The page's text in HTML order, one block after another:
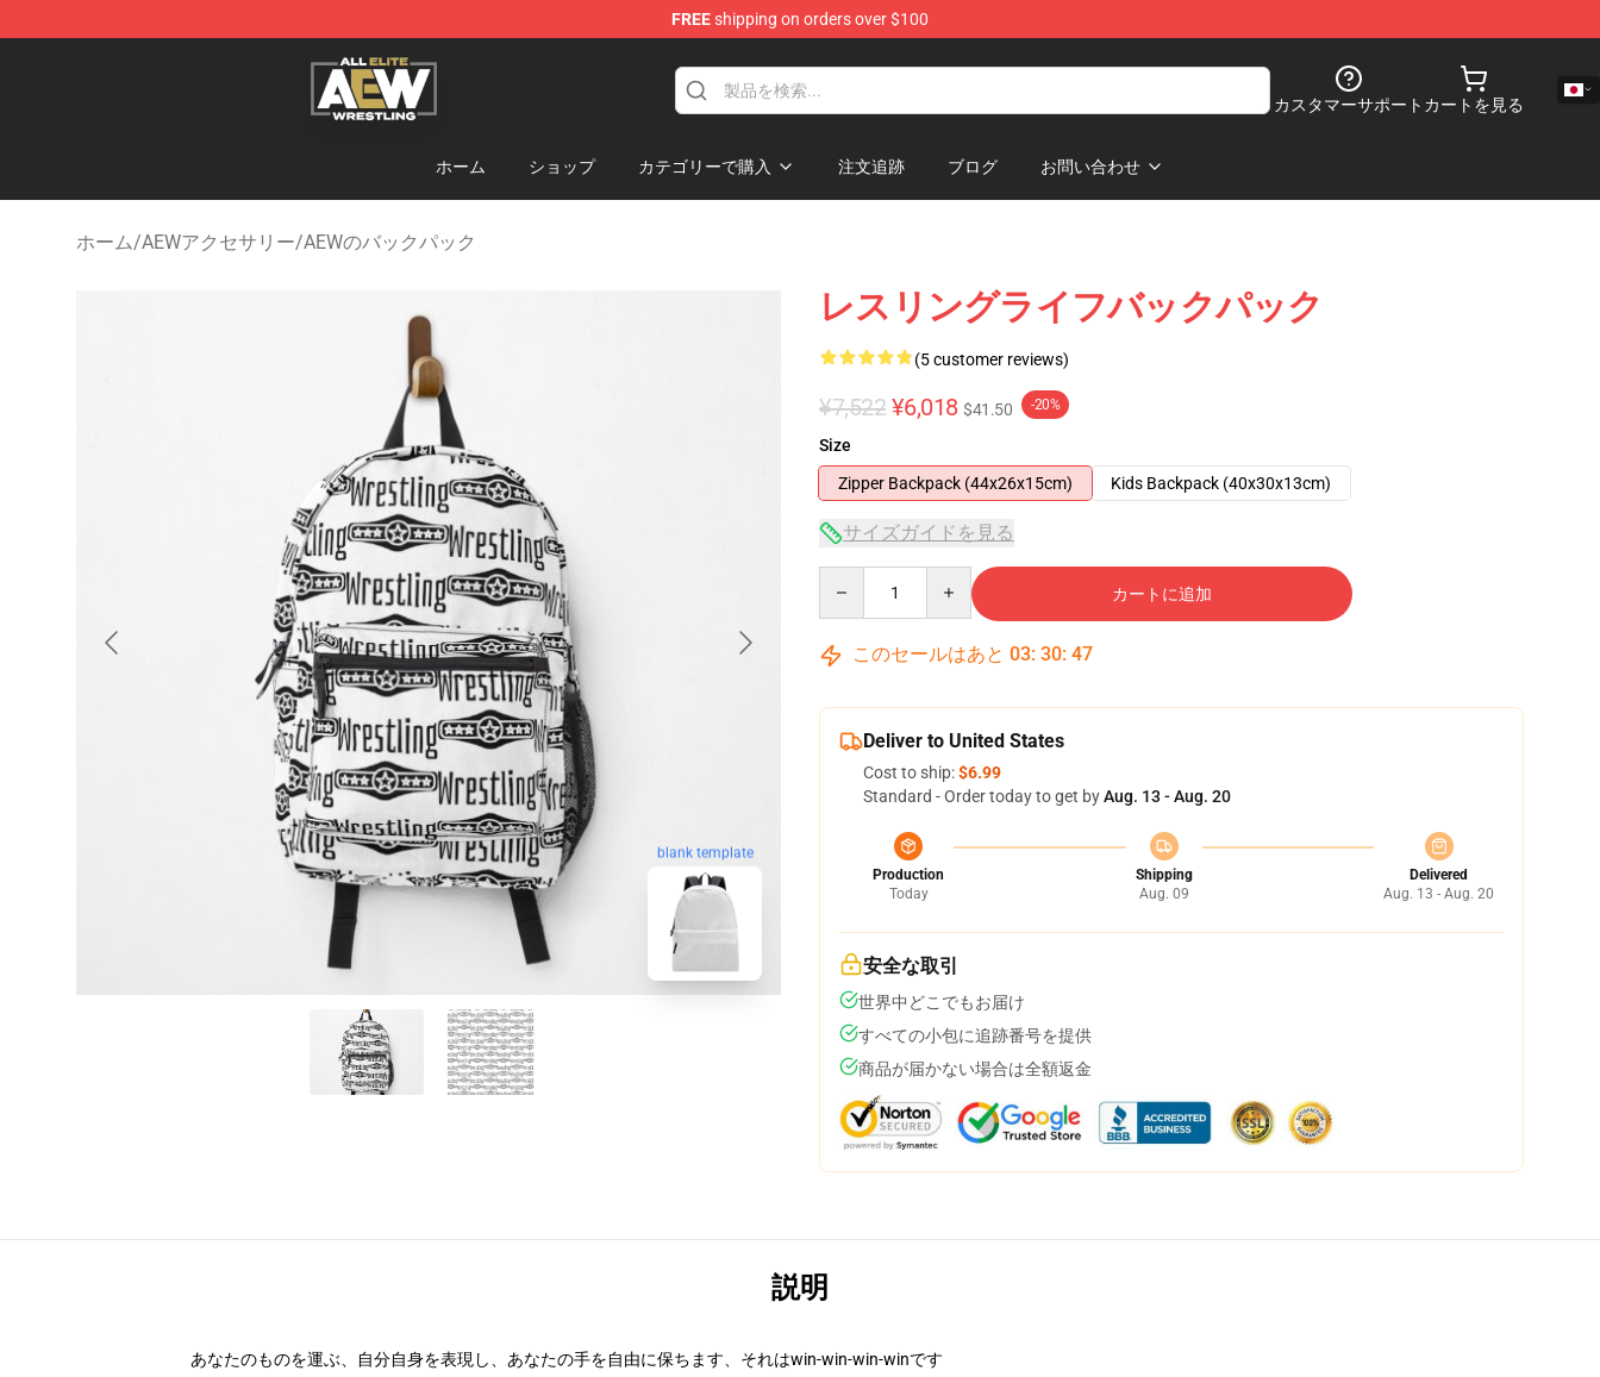
FREEshipping on orders over $100
Aew Shop ⚡️ Official Aew Merchandise Store
カスタマーサポート カートを見る
ホーム ショップ カテゴリーで購入 注文追跡 ブログ お問い合わせ
ホーム/AEWアクセサリー/AEWのバックパック
blank template
レスリングライフバックパック
(5 customer reviews)
¥7,522 ¥6,018 $41.50 -20%
Size
Zipper Backpack (44x26x15cm)
Kids Backpack (40x30x13cm)
サイズガイドを見る
カートに追加
このセールはあと 03: 30: 46
Deliver to United States
Cost to ship:$6.99
Standard - Order today to get byAug. 13 - Aug. 20
Production
Today
Shipping
Aug. 09
Delivered
Aug. 13 - Aug. 20
安全な取引
世界中どこでもお届け
すべての小包に追跡番号を提供
商品が届かない場合は全額返金
説明
あなたのものを運ぶ、自分自身を表現し、あなたの手を自由に保ちます、それはwin-win-win-winです